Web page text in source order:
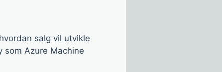
salg vil utvikle
som Azure Machine